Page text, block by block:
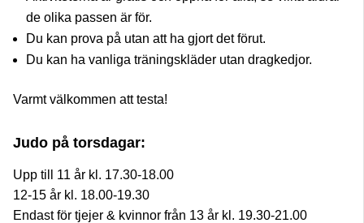
de olika passen är för.
Du kan prova på utan att ha gjort det förut.
Du kan ha vanliga träningskläder utan dragkedjor.
Varmt välkommen att testa!
Judo på torsdagar:
Upp till 11 år kl. 17.30-18.00
12-15 år kl. 18.00-19.30
Endast för tjejer & kvinnor från 13 år kl. 19.30-21.00